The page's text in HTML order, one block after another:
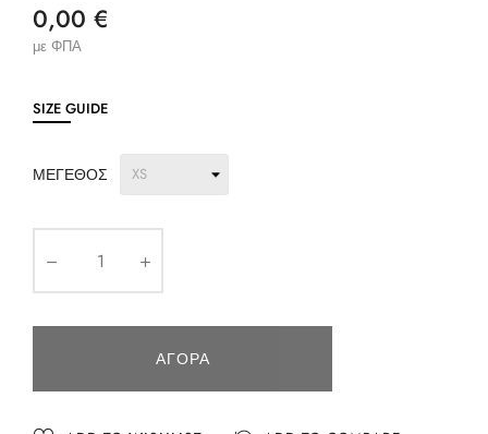
0,00 €
με ΦΠΑ
SIZE GUIDE
ΜΈΓΕΘΟΣ
ΑΓΟΡΆ